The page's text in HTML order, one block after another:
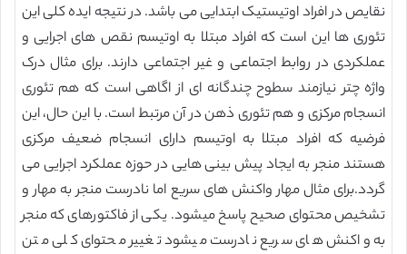
نقایص در افراد اوتیستیک ابتدایی می باشد. در نتیجه ایده کلی این
تئوری ها این است که افراد مبتلا به اوتیسم نقص های اجرایی و
عملکردی در روابط اجتماعی و غیر اجتماعی دارند. برای مثال درک
واژه چتر نیازمند سطوح چندگانه ای از اگاهی است که هم تئوری
انسجام مرکزی و هم تئوری ذهن در آن مرتبط است. با این حال، این
فرضیه که افراد مبتلا به اوتیسم دارای انسجام ضعیف مرکزی
هستند منجر به ایجاد پیش بینی هایی در حوزه عملکرد اجرایی می
گردد.برای مثال مهار واکنش های سریع اما نادرست منجر به مهار و
تشخیص محتوای صحیح پاسخ میشود. یکی از فاکتورهای که منجر
به واکنش های سریع نادرست میشود تغییر محتوای کلی متن